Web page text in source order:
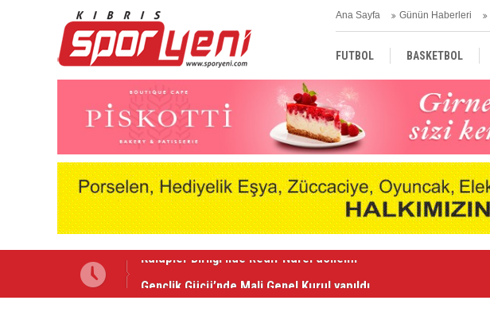
Ana Sayfa Günün Haberleri
FUTBOL BASKETBOL
TÜRKİYE AVRUPA